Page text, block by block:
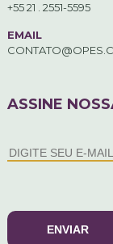
+55 21 . 2551-5595
EMAIL
ASSINE